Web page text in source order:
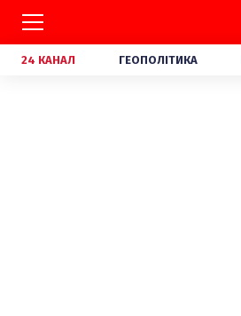
24 КАНАЛ ГЕОПОЛІТИКА